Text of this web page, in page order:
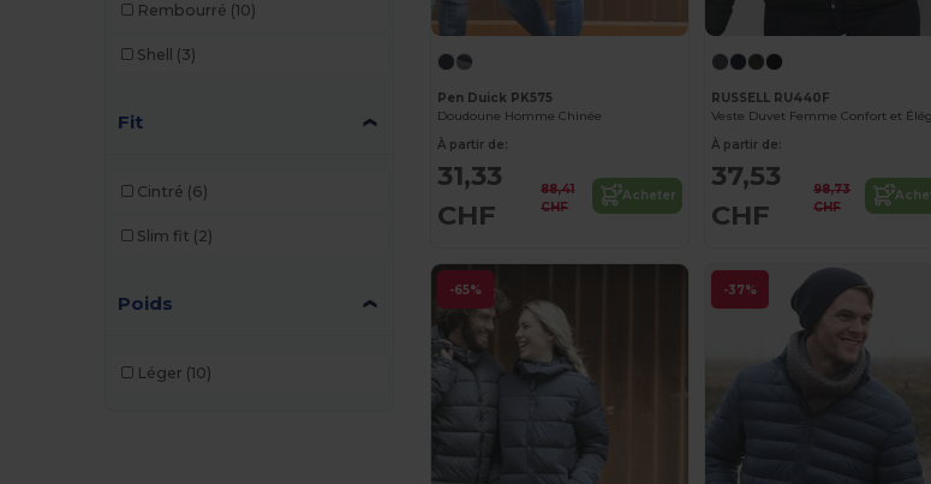
Rembourré (10)
Shell (3)
Fit
Cintré (6)
Slim fit (2)
Poids
Léger (10)
Pen Duick PK575
Doudoune Homme Chinée
À partir de:
31,33
CHF
88,41
CHF
Acheter
RUSSELL RU440F
À partir de:
37,53
CHF
98,73
CHF
-65% -37%